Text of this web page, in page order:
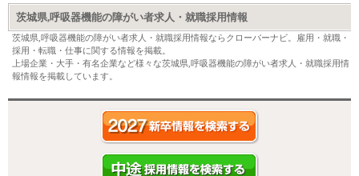
茨城県,呼吸器機能の障がい者求人・就職採用情報
茨城県,呼吸器機能の障がい者求人・就職採用情報ならクローバーナビ。雇用・就職・
採用・転職・仕事に関する情報を掲載。
上場企業・大手・有名企業など様々な茨城県,呼吸器機能の障がい者求人・就職採用情
報情報を掲載しています。